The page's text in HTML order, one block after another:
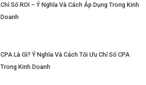
Chỉ Số ROI – Ý Nghĩa Và Cách Áp Dụng Trong Kinh
Doanh
CPA Là Gì? Ý Nghĩa Và Cách Tối Ưu Chỉ Số CPA
Trong Kinh Doanh